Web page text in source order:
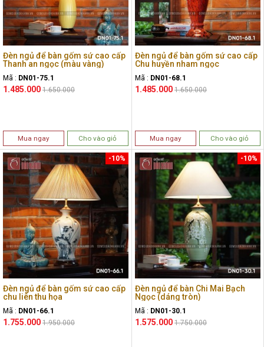
Đèn ngủ để bàn gốm sứ cao cấp
Thanh an ngọc (màu vàng)
Mã : DN01-75.1
1.485.000 1.650.000
Mua ngay Cho vào giỏ
Đèn ngủ để bàn gốm sứ cao cấp
Chu huyền nham ngọc
Mã : DN01-68.1
1.485.000 1.650.000
Mua ngay Cho vào giỏ
Đèn ngủ để bàn gốm sứ cao cấp
chu liên thu họa
Mã : DN01-66.1
1.755.000
-10%
1.950.000
Đèn ngủ để bàn Chi Mai Bạch
Ngọc (dáng tròn)
Mã : DN01-30.1
1.575.000
-10%
1.750.000